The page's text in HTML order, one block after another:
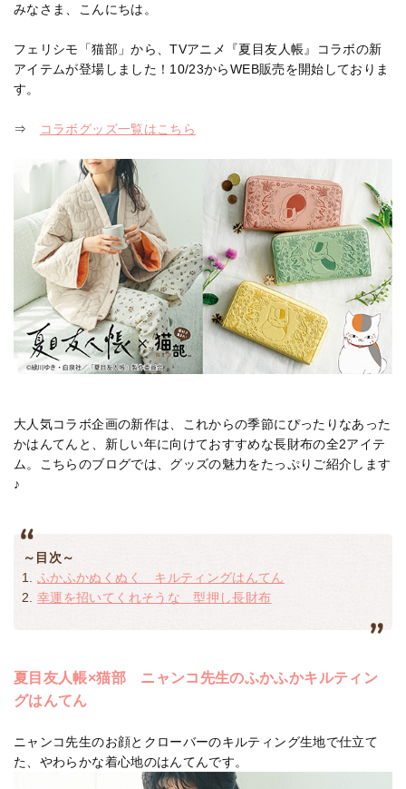
みなさま、こんにちは。
フェリシモ「猫部」から、TVアニメ『夏目友人帳』コラボの新
アイテムが登場しました！10/23からWEB販売を開始しておりま
す。
⇒ コラボグッズ一覧はこちら
大人気コラボ企画の新作は、これからの季節にぴったりなあった
かはんてんと、新しい年に向けておすすめな長財布の全2アイテ
ム。こちらのブログでは、グッズの魅力をたっぷりご紹介します
♪
～目次～
ふかふかぬくぬく キルティングはんてん
幸運を招いてくれそうな 型押し長財布
夏目友人帳×猫部 ニャンコ先生のふかふかキルティン
グはんてん
ニャンコ先生のお顔とクローバーのキルティング生地で仕立て
た、やわらかな着心地のはんてんです。